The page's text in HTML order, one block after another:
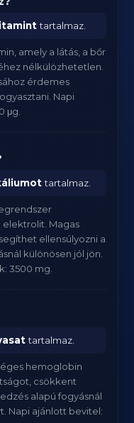
tartalmaz.
amely a látás, a bőr
nélkülözhetetlen.
érdemes
Napi
μg.
tartalmaz.
Magas
ellensúlyozni a
különösen jól jön.
3500 mg.
tartalmaz.
hemoglobin
csökkent
alapú fogyásnál
Napi ajánlott bevitel: